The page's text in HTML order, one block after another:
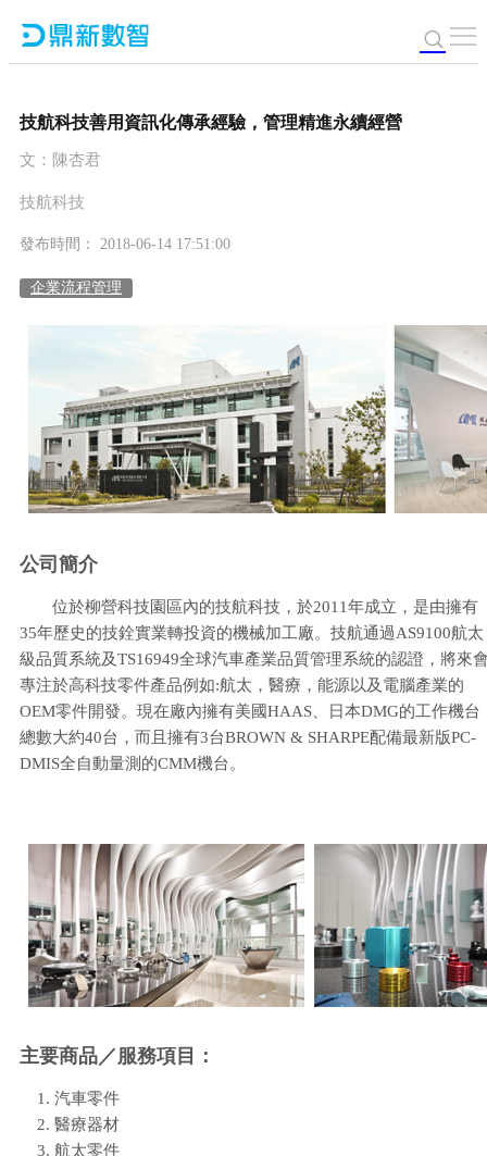
技航科技善用資訊化傳承經驗，管理精進永續經營
文：陳杏君
技航科技
發布時間： 2018-06-14 17:51:00
企業流程管理
公司簡介
位於柳營科技園區內的技航科技，於2011年成立，是由擁有
35年歷史的技銓實業轉投資的機械加工廠。技航通過AS9100航太
級品質系統及TS16949全球汽車產業品質管理系統的認證，將來
專注於高科技零件產品例如:航太，醫療，能源以及電腦產業的
OEM零件開發。現在廠內擁有美國HAAS、日本DMG的工作機台
總數大約40台，而且擁有3台BROWN & SHARPE配備最新版PC-
DMIS全自動量測的CMM機台。
主要商品／服務項目：
1. 汽車零件
2. 醫療器材
3. 航太零件